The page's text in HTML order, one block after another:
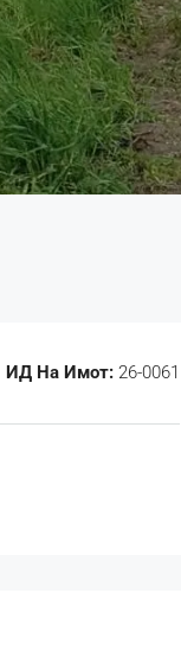
ИД На Имот: 26-0061